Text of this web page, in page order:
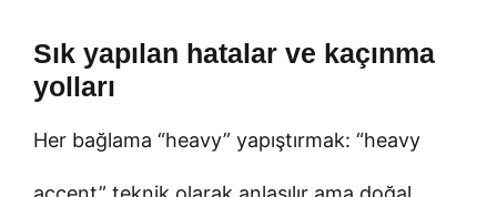
Sık yapılan hatalar ve kaçınma
yolları
Her bağlama “heavy” yapıştırmak: “heavy